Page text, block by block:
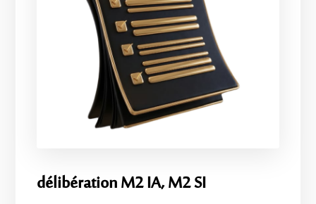
délibération M2 IA, M2 SI